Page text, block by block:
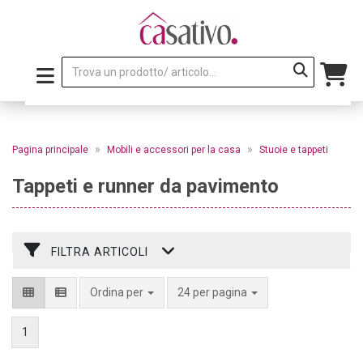
Pagina principale » Mobili e accessori per la casa » Stuoie e tappeti
Tappeti e runner da pavimento
FILTRA ARTICOLI
Ordina per 24 per pagina
1